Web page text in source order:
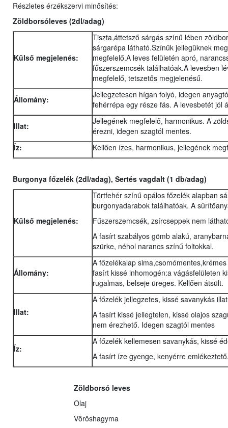
Részletes érzékszervi minősítés:
Zöldborsóleves (2dl/adag)
Külső megjelenés:
Tiszta,áttetsző sárgás színű lében
sárgarépa látható.Színűk jellegüknek
megfelelő.A leves felületén apró,
fűszerszemcsék találhatóak.A levesben
megfelelő, tetszetős megjelenésű.
Állomány:
Jellegzetesen hígan folyó, idegen
fehérrépa egy része fás. A levesbetét jól
Illat:
Jellegének megfelelő, harmonikus. A
érezni, idegen szagtól mentes.
Íz:
Kellően ízes, harmonikus, jellegének
Burgonya főzelék (2dl/adag), Sertés vagdalt (1 db/adag)
Külső megjelenés:
Törtfehér színű opálos főzelék alapban
burgonyadarabok találhatóak. A
Fűszerszemcsék, zsírcseppek nem
A fasírt szabályos gömb alakú,
szürke, néhol narancs színű foltokkal.
Állomány:
A főzelékalap
fasírt kissé inhomogén:a vágásfelületen
rugalmas, belseje üreges. Kellően átsült.
Illat:
A főzelék jellegzetes, kissé savanykás
A fasírt kissé jellegtelen, kissé olajos
nem érezhető. Idegen szagtól mentes
Íz:
A főzelék kellemesen savanykás, kissé
A fasírt íze gyenge, kenyérre
Zöldborsó leves
Olaj
Vöröshagyma